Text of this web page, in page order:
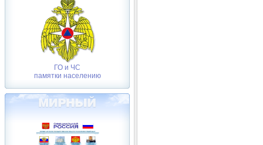
ГО и ЧС
памятки населению